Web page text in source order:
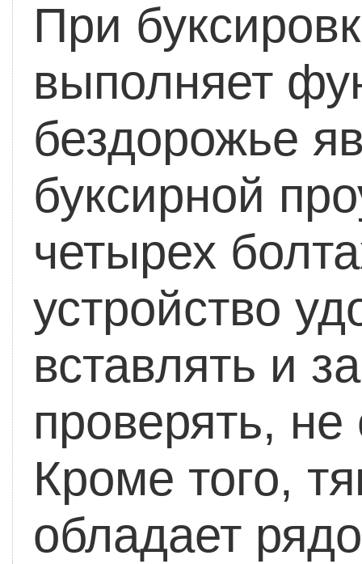
При
выполняет
бездорожье
буксирной
четырех
устройство
вставлять и
проверять,
Кроме того,
обладает